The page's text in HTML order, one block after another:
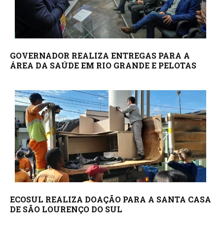
GOVERNADOR REALIZA ENTREGAS PARA A
ÁREA DA SAÚDE EM RIO GRANDE E PELOTAS
ECOSUL REALIZA DOAÇÃO PARA A SANTA CASA
DE SÃO LOURENÇO DO SUL